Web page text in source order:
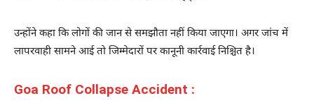
उन्होंने कहा कि लोगों की जान से समझौता नहीं किया जाएगा। अगर जांच में
लापरवाही सामने आई तो जिम्मेदारों पर कानूनी कार्रवाई निश्चित है।
Goa Roof Collapse Accident :